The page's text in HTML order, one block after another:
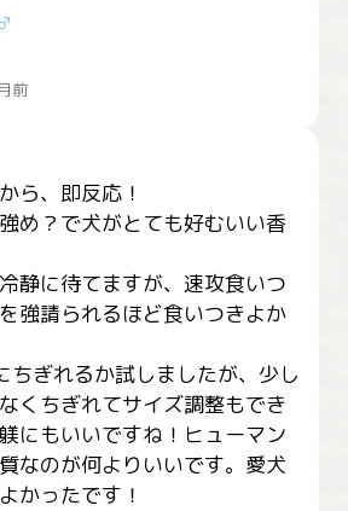
前
ら、即反応！
め？で犬がとても好むいい香
静に待てますが、速攻食いつ
強請られるほど食いつきよか
ちぎれるか試しましたが、少し
くちぎれてサイズ調整もでき
にもいいですね！ヒューマン
なのが何よりいいです。愛犬
かったです！